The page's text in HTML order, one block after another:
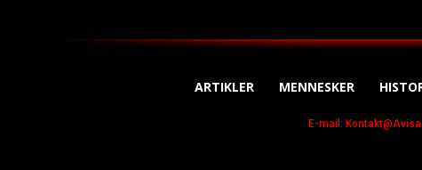
ARTIKLER MENNESKER
E-mail: